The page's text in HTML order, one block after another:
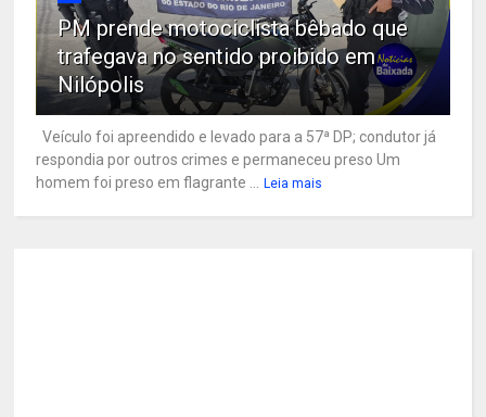
PM prende motociclista bêbado que
trafegava no sentido proibido em
Nilópolis
Veículo foi apreendido e levado para a 57ª DP; condutor já
respondia por outros crimes e permaneceu preso Um
homem foi preso em flagrante ...
Leia mais